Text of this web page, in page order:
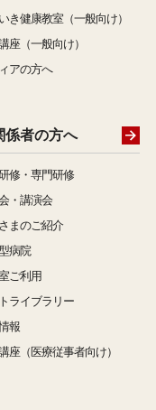
4-7
3-23 お知らせ
3-23
2-19
2-17
2-5 お知らせ
き健康教室（一般向け）
座（一般向け）
アの方へ
係者の方へ
修・専門研修
・講演会
まのご紹介
病院
ご利用
ライブラリー
報
座（医療従事者向け）